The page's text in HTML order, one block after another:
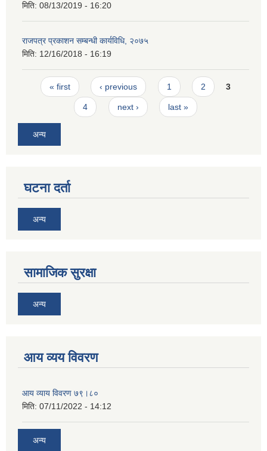
मिति: 08/13/2019 - 16:20
राजपत्र प्रकाशन सम्बन्धी कार्यविधि, २०७५
मिति: 12/16/2018 - 16:19
Pages
« first ‹ previous 1 2 3
4 next › last »
अन्य
घटना दर्ता
अन्य
सामाजिक सुरक्षा
अन्य
आय व्यय विवरण
आय व्याय विवरण ७९।८०
मिति: 07/11/2022 - 14:12
अन्य